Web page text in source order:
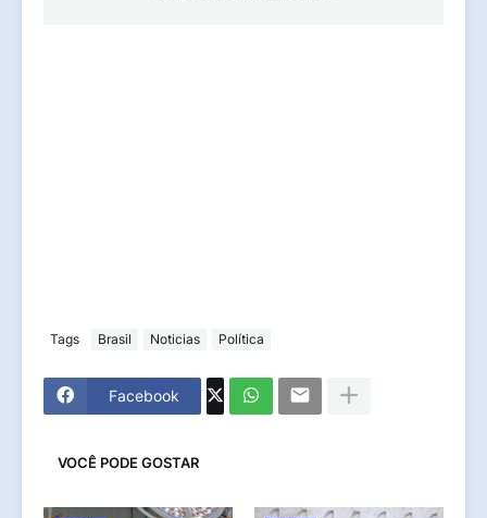
Tags Brasil Noticias Política
Facebook
VOCÊ PODE GOSTAR